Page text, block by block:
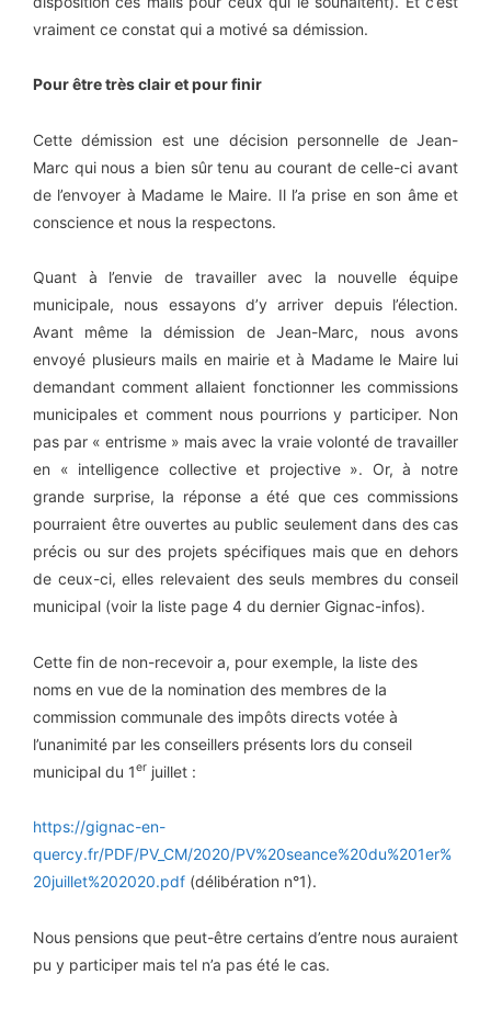
vraiment ce constat qui a motivé sa démission.
Pour être très clair et pour finir
Cette démission est une décision personnelle de Jean-
Marc qui nous a bien sûr tenu au courant de celle-ci avant
de l’envoyer à Madame le Maire. Il l’a prise en son âme et
conscience et nous la respectons.
Quant à l’envie de travailler avec la nouvelle équipe
municipale, nous essayons d’y arriver depuis l’élection.
Avant même la démission de Jean-Marc, nous avons
envoyé plusieurs mails en mairie et à Madame le Maire lui
demandant comment allaient fonctionner les commissions
municipales et comment nous pourrions y participer. Non
pas par « entrisme » mais avec la vraie volonté de travailler
en « intelligence collective et projective ». Or, à notre
grande surprise, la réponse a été que ces commissions
pourraient être ouvertes au public seulement dans des cas
précis ou sur des projets spécifiques mais que en dehors
de ceux-ci, elles relevaient des seuls membres du conseil
municipal (voir la liste page 4 du dernier Gignac-infos).
Cette fin de non-recevoir a, pour exemple, la liste des
noms en vue de la nomination des membres de la
commission communale des impôts directs votée à
l’unanimité par les conseillers présents lors du conseil
municipal du 1er juillet :
https://gignac-en-
quercy.fr/PDF/PV_CM/2020/PV%20seance%20du%201er%
20juillet%202020.pdf (délibération n°1).
Nous pensions que peut-être certains d’entre nous auraient
pu y participer mais tel n’a pas été le cas.